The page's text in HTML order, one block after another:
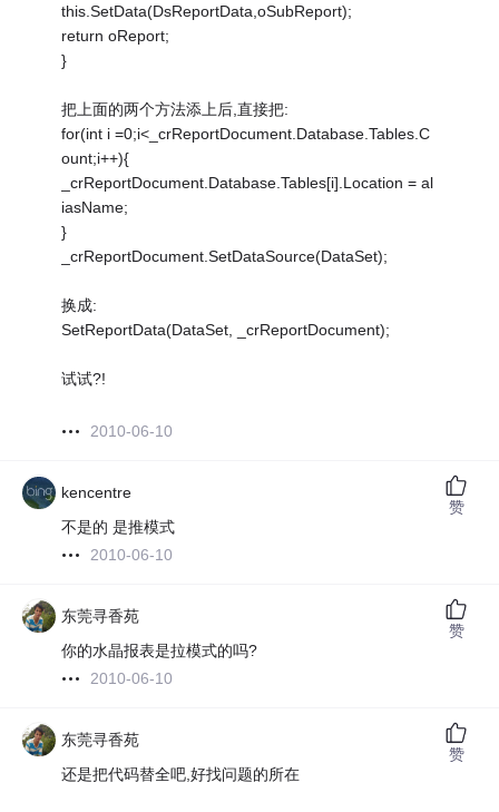
this.SetData(DsReportData,oSubReport);
return oReport;
}
把上面的两个方法添上后,直接把:
for(int i =0;i<_crReportDocument.Database.Tables.C
ount;i++){
_crReportDocument.Database.Tables[i].Location = al
iasName;
}
_crReportDocument.SetDataSource(DataSet);
换成:
SetReportData(DataSet, _crReportDocument);
试试?!
2010-06-10
kencentre
不是的 是推模式
2010-06-10
赞
东莞寻香苑
你的水晶报表是拉模式的吗?
2010-06-10
赞
东莞寻香苑
还是把代码替全吧,好找问题的所在
赞